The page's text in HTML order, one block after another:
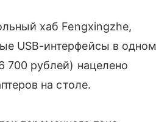
хаб Fengxingzhe,
USB-интерфейсы в одном
700 рублей) нацелено
на столе.